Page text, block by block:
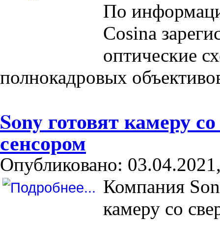
По
Cosina
оптические
полнокадровых
Sony готовят камеру
сенсором
Опубликовано:
Компания
камеру со